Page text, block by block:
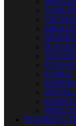
IN-EAR
KÁBLE
ŠTÚDIOVÁ